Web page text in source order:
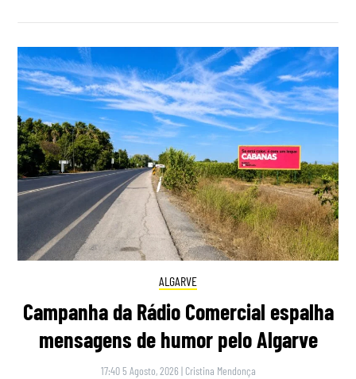
ALGARVE
Campanha da Rádio Comercial espalha
mensagens de humor pelo Algarve
17:40 5 Agosto, 2026 | Cristina Mendonça